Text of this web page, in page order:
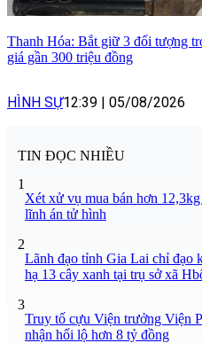
Thanh Hóa: Bắt giữ 3 đối tượng
giá gần 300 triệu đồng
HÌNH SỰ12:39 05/08/2026
TIN ĐỌC NHIỀU
1
Xét xử vụ mua bán hơn
lĩnh án tử hình
2
Lãnh đạo tỉnh Gia Lai chỉ đạo
hạ 13 cây xanh tại trụ sở xã
3
Truy tố cựu Viện trưởng Viện
nhận hối lộ hơn 8 tỷ đồng